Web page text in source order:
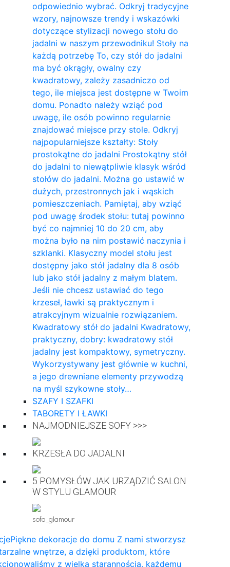
odpowiednio wybrać. Odkryj tradycyjne
wzory, najnowsze trendy i wskazówki
dotyczące stylizacji nowego stołu do
jadalni w naszym przewodniku! Stoły na
każdą potrzebę To, czy stół do jadalni
ma być okrągły, owalny czy
kwadratowy, zależy zasadniczo od
tego, ile miejsca jest dostępne w Twoim
domu. Ponadto należy wziąć pod
uwagę, ile osób powinno regularnie
znajdować miejsce przy stole. Odkryj
najpopularniejsze kształty: Stoły
prostokątne do jadalni Prostokątny stół
do jadalni to niewątpliwie klasyk wśród
stołów do jadalni. Można go ustawić w
dużych, przestronnych jak i wąskich
pomieszczeniach. Pamiętaj, aby wziąć
pod uwagę środek stołu: tutaj powinno
być co najmniej 10 do 20 cm, aby
można było na nim postawić naczynia i
szklanki. Klasyczny model stołu jest
dostępny jako stół jadalny dla 8 osób
lub jako stół jadalny z małym blatem.
Jeśli nie chcesz ustawiać do tego
krzeseł, ławki są praktycznym i
atrakcyjnym wizualnie rozwiązaniem.
Kwadratowy stół do ​​jadalni Kwadratowy,
praktyczny, dobry: kwadratowy stół
jadalny jest kompaktowy, symetryczny.
Wykorzystywany jest głównie w kuchni,
a jego drewniane elementy przywodzą
na myśl szykowne stoły…
SZAFY I SZAFKI
TABORETY I ŁAWKI
NAJMODNIEJSZE SOFY >>>
KRZESŁA DO JADALNI
5 POMYSŁÓW JAK URZĄDZIĆ SALON
W STYLU GLAMOUR
sofa_glamour
Piękne dekoracje do domu Z nami stworzysz
wnętrze, a dzięki produktom, które
z wielką starannością, każdemu